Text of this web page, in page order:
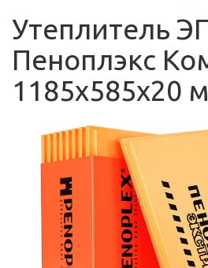
Утеплитель
Пеноплэкс
1185х585х20